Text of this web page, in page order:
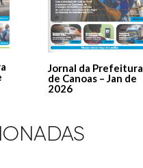
Jornal da Prefeitura
de Canoas – Jan de
2026